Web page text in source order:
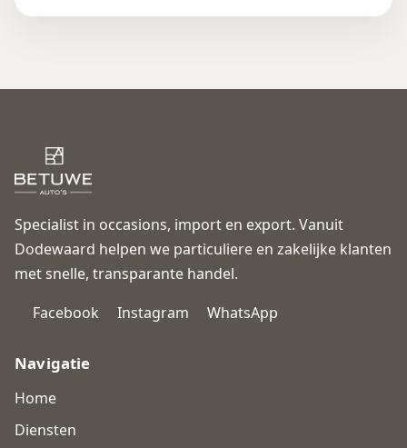
Specialist in occasions, import en export. Vanuit
Dodewaard helpen we particuliere en zakelijke klanten
met snelle, transparante handel.
Facebook
Instagram WhatsApp
Navigatie
Home
Diensten